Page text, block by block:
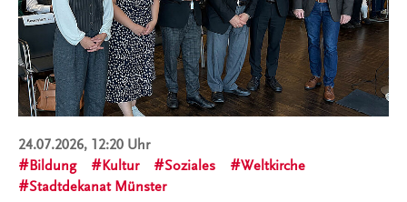
24.07.2026, 12:20 Uhr
Bildung
Kultur Soziales
Weltkirche
Stadtdekanat Münster